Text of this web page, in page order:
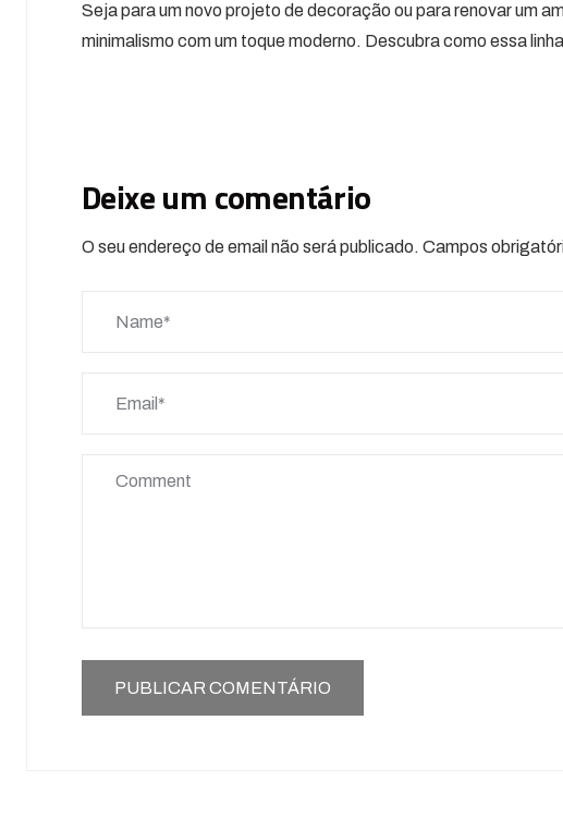
Seja para um novo projeto de decoração ou para renovar um
minimalismo com um toque moderno. Descubra como essa
Deixe um comentário
O seu endereço de email não será publicado. Campos